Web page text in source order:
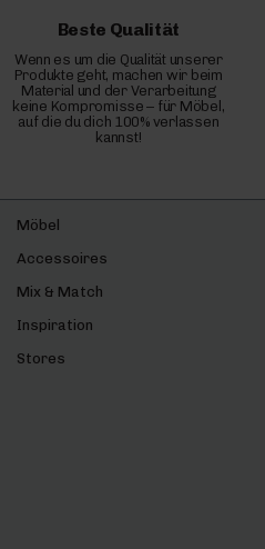
Beste Qualität
Wenn es um die Qualität unserer
Produkte geht, machen wir beim
Material und der Verarbeitung
keine Kompromisse – für Möbel,
auf die du dich 100% verlassen
kannst!
Möbel
Accessoires
Mix & Match
Inspiration
Stores